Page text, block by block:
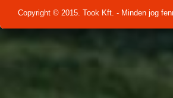
Copyright © 2015. Took Kft. - Minden jog